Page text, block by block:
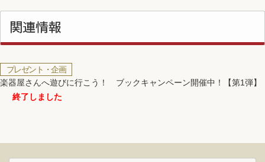
関連情報
プレゼント・企画
楽器屋さんへ遊びに行こう！ ブックキャンペーン開催中！【第1弾】
終了しました